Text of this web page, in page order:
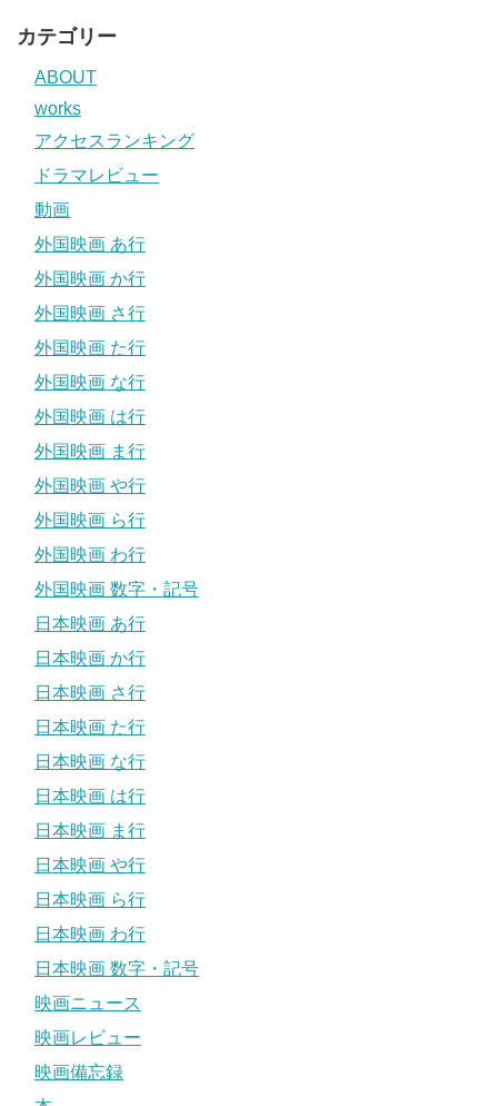
カテゴリー
ABOUT
works
アクセスランキング
ドラマレビュー
動画
外国映画 あ行
外国映画 か行
外国映画 さ行
外国映画 た行
外国映画 な行
外国映画 は行
外国映画 ま行
外国映画 や行
外国映画 ら行
外国映画 わ行
外国映画 数字・記号
日本映画 あ行
日本映画 か行
日本映画 さ行
日本映画 た行
日本映画 な行
日本映画 は行
日本映画 ま行
日本映画 や行
日本映画 ら行
日本映画 わ行
日本映画 数字・記号
映画ニュース
映画レビュー
映画備忘録